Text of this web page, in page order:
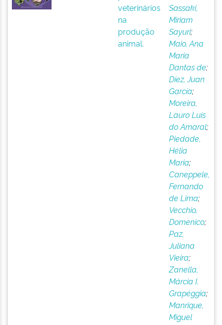
veterinários
na
produção
animal.
Sassaki,
Miriam
Sayuri;
Maio, Ana
Maria
Dantas de;
Díez, Juan
García;
Moreira,
Lauro Luís
do Amaral;
Piedade,
Hélia
Maria;
Caneppele,
Fernando
de Lima;
Vecchio,
Domenico;
Paz,
Juliana
Vieira;
Zanella,
Márcia I.
Grapéggia;
Manrique,
Miguel